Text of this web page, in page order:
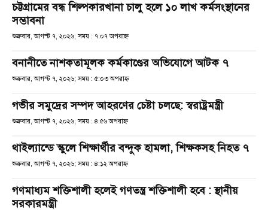
চট্টগ্রামের বন্ধ শিল্পকারখানা চালু হলে ১০ লাখ কর্মসংস্থানের
সম্ভাবনা
শুক্রবার, আগস্ট ৭, ২০২৬; সময় : ৭:০৭ অপরাহ্ণ
বনানীতে নাশকতামূলক কর্মকাণ্ডের অভিযোগে আটক ৭
শুক্রবার, আগস্ট ৭, ২০২৬; সময় : ৫:০৩ অপরাহ্ণ
গভীর সমুদ্রের সম্পদ আহরণের চেষ্টা চলছে: স্বরাষ্ট্রমন্ত্রী
শুক্রবার, আগস্ট ৭, ২০২৬; সময় : ৪:৫৬ অপরাহ্ণ
থাইল্যান্ডে স্কুলে শিক্ষার্থীর বন্দুক হামলা, শিক্ষকসহ নিহত ৭
শুক্রবার, আগস্ট ৭, ২০২৬; সময় : ৪:১২ অপরাহ্ণ
গণমাধ্যম শক্তিশালী হলেই গণতন্ত্র শক্তিশালী হবে : স্থানীয়
সরকারমন্ত্রী